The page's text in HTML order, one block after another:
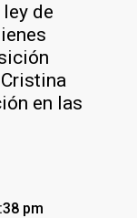
de
en las
pm